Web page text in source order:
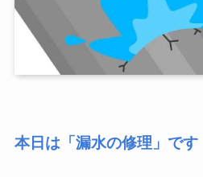
本日は「漏水の修理」です